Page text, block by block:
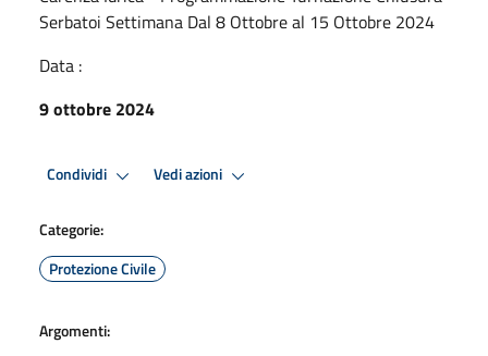
Serbatoi Settimana Dal 8 Ottobre al 15 Ottobre 2024
Data :
9 ottobre 2024
Condividi Vedi azioni
Categorie:
Protezione Civile
Argomenti: